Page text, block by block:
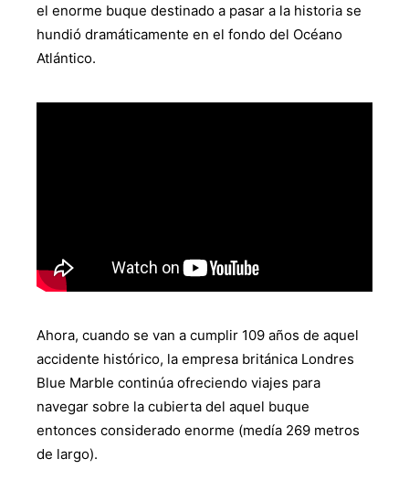
el enorme buque destinado a pasar a la historia se
hundió dramáticamente en el fondo del Océano
Atlántico.
Ahora, cuando se van a cumplir 109 años de aquel
accidente histórico, la empresa británica Londres
Blue Marble continúa ofreciendo viajes para
navegar sobre la cubierta del aquel buque
entonces considerado enorme (medía 269 metros
de largo).